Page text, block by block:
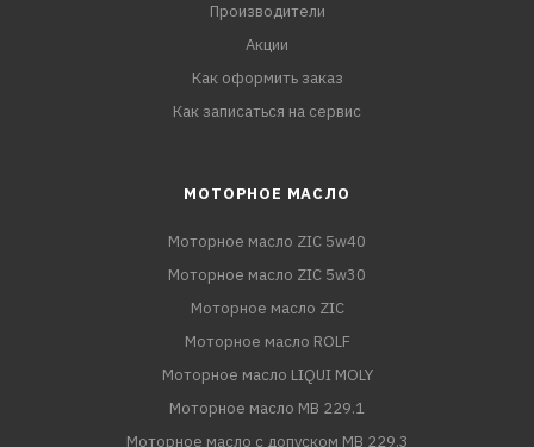
Производители
Акции
Как оформить заказ
Как записаться на сервис
МОТОРНОЕ МАСЛО
Моторное масло ZIC 5w40
Моторное масло ZIC 5w30
Моторное масло ZIC
Моторное масло ROLF
Моторное масло LIQUI MOLY
Моторное масло MB 229.1
Моторное масло с допуском MB 229.3